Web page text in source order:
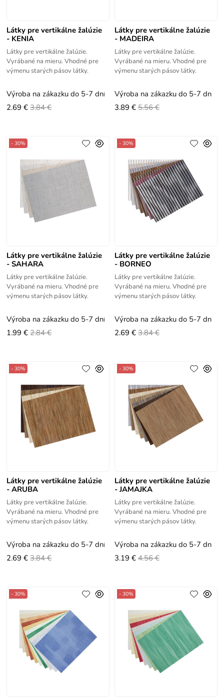
Látky pre vertikálne žalúzie
- KENIA
Látky pre vertikálne žalúzie.
Vyrábané na mieru. Vhodné pre
výmenu starých pásov látky.
Výroba na zákazku do 5-7 dní
2.69 € 3.84 €
Látky pre vertikálne žalúzie
- MADEIRA
Látky pre vertikálne žalúzie.
Vyrábané na mieru. Vhodné pre
výmenu starých pásov látky.
Výroba na zákazku do 5-7 dní
3.89 € 5.56 €
Látky pre vertikálne žalúzie
- SAHARA
Látky pre vertikálne žalúzie.
Vyrábané na mieru. Vhodné pre
výmenu starých pásov látky.
- 30%
Výroba na zákazku do 5-7 dní
1.99 € 2.84 €
Látky pre vertikálne žalúzie
- BORNEO
Látky pre vertikálne žalúzie.
Vyrábané na mieru. Vhodné pre
výmenu starých pásov látky.
- 30%
Výroba na zákazku do 5-7 dní
2.69 € 3.84 €
Látky pre vertikálne žalúzie
- ARUBA
Látky pre vertikálne žalúzie.
Vyrábané na mieru. Vhodné pre
výmenu starých pásov látky.
- 30%
Výroba na zákazku do 5-7 dní
2.69 € 3.84 €
Látky pre vertikálne žalúzie
- JAMAJKA
Látky pre vertikálne žalúzie.
Vyrábané na mieru. Vhodné pre
výmenu starých pásov látky.
- 30%
Výroba na zákazku do 5-7 dní
3.19 € 4.56 €
- 30% - 30%